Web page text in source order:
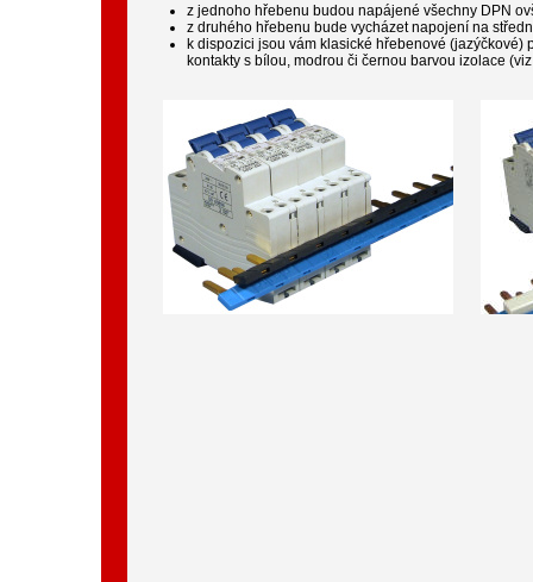
z jednoho hřebenu budou napájené všechny DPN
z druhého hřebenu bude vycházet napojení na
k dispozici jsou vám klasické hřebenové (jazýčkové)
kontakty s bílou, modrou či černou barvou izolace